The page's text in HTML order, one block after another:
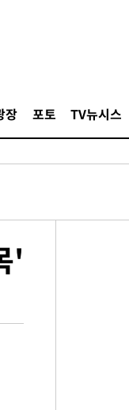
장 포토 TV뉴시스
'